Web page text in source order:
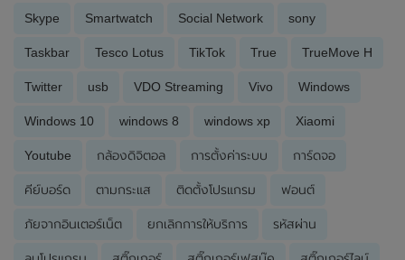
Skype Smartwatch Social Network sony
Taskbar Tesco Lotus TikTok True TrueMove H
Twitter usb VDO Streaming Vivo Windows
Windows 10 windows 8 windows xp Xiaomi
Youtube กล้องดิจิตอล การตั้งค่าระบบ การ์ดจอ
คีย์บอร์ด ตามกระแส ติดตั้งโปรแกรม ฟอนต์
ภัยจากอินเตอร์เน็ต ยกเลิกการให้บริการ รหัสผ่าน